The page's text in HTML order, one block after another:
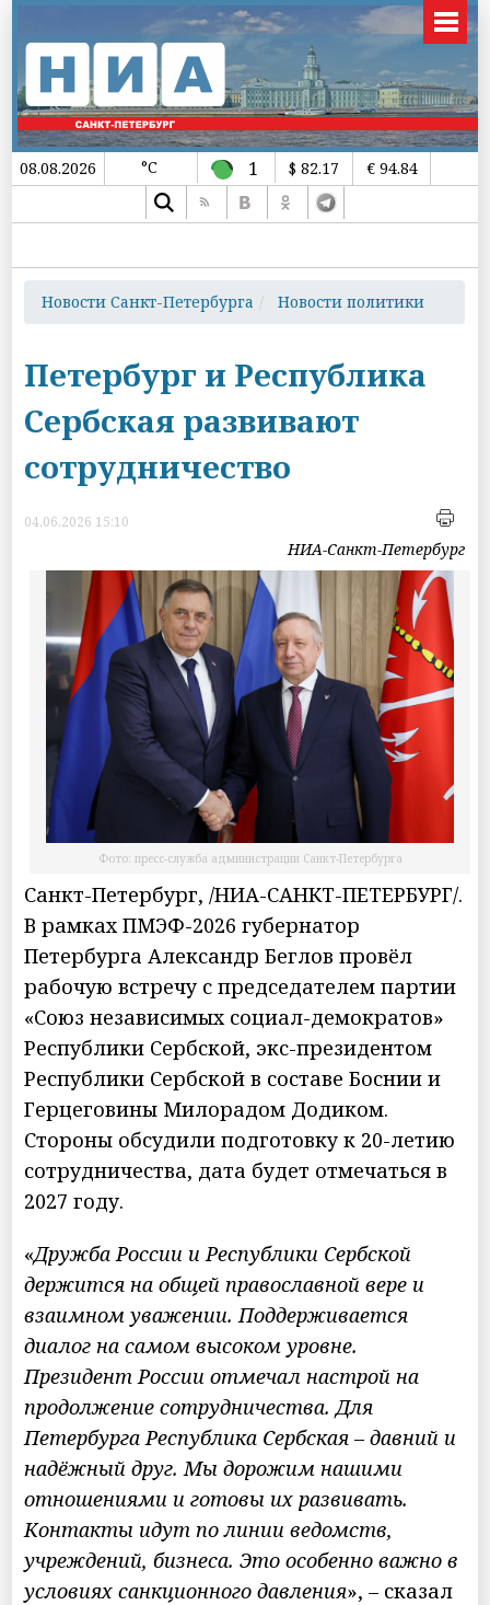
08.08.2026 °C 1 $ 82.17 € 94.84
Новости Санкт-Петербурга Новости политики
Петербург и Республика
Сербская развивают
сотрудничество
04.06.2026 15:10
НИА-Санкт-Петербург
Фото: пресс-служба администрации Санкт-Петербурга
Санкт-Петербург, /НИА-САНКТ-ПЕТЕРБУРГ/.
В рамках ПМЭФ-2026 губернатор
Петербурга Александр Беглов провёл
рабочую встречу с председателем партии
«Союз независимых социал-демократов»
Республики Сербской, экс-президентом
Республики Сербской в составе Боснии и
Герцеговины Милорадом Додиком.
Стороны обсудили подготовку к 20-летию
сотрудничества, дата будет отмечаться в
2027 году.
«Дружба России и Республики Сербской
держится на общей православной вере и
взаимном уважении. Поддерживается
диалог на самом высоком уровне.
Президент России отмечал настрой на
продолжение сотрудничества. Для
Петербурга Республика Сербская – давний и
надёжный друг. Мы дорожим нашими
отношениями и готовы их развивать.
Контакты идут по линии ведомств,
учреждений, бизнеса. Это особенно важно в
условиях санкционного давления», – сказал